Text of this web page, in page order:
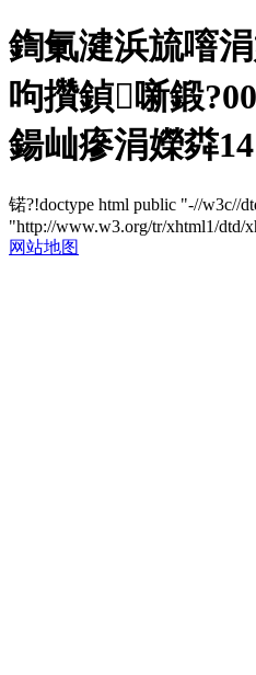
鍧氭湕浜旈噾
呴攢鍞噺鍛
鍚屾瘮涓嬫粦
锘?!doctype html public "-//w3c//
"http://www.w3.org/tr/xhtml1/dtd/
网站地图